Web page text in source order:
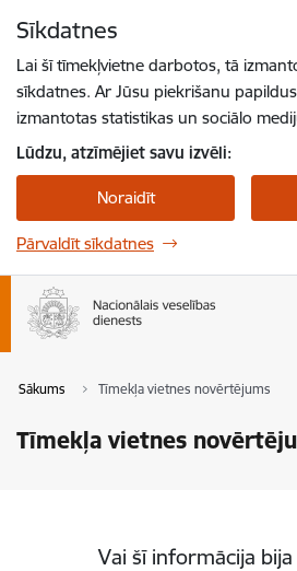
Sīkdatnes
Lai šī tīmekļvietne darbotos, tā
sīkdatnes. Ar Jūsu piekrišanu
izmantotas statistikas un sociālo
Lūdzu, atzīmējiet savu izvēli:
Noraidīt
Pārvaldīt sīkdatnes
Sākums Tīmekļa vietnes novērtējums
Tīmekļa vietnes
Vai šī informācija